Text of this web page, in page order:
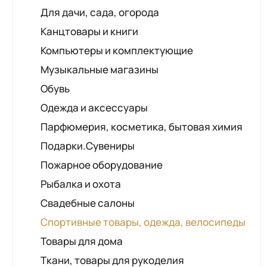
комитет
Товары для детей
Прокат товаров для детей
Салоны красоты
Солярии
Для дачи, сада, огорода
Канцтовары и книги
Компьютеры и комплектующие
Музыкальные магазины
Обувь
Одежда и аксессуары
Парфюмерия, косметика, бытовая химия
Подарки.Сувениры
Пожарное оборудование
Рыбалка и охота
Свадебные салоны
Спортивные товары, одежда, велосипеды
Товары для дома
Ткани, товары для рукоделия